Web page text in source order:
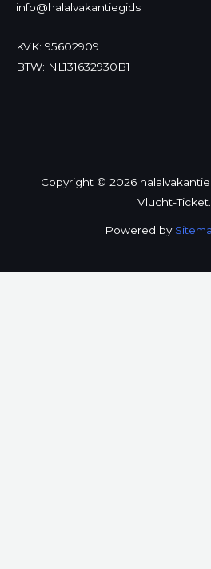
info@halalvakantiegids
KVK: 95602909
BTW: NL131632930B1
Copyright © 2026
Vlucht-
Powered by